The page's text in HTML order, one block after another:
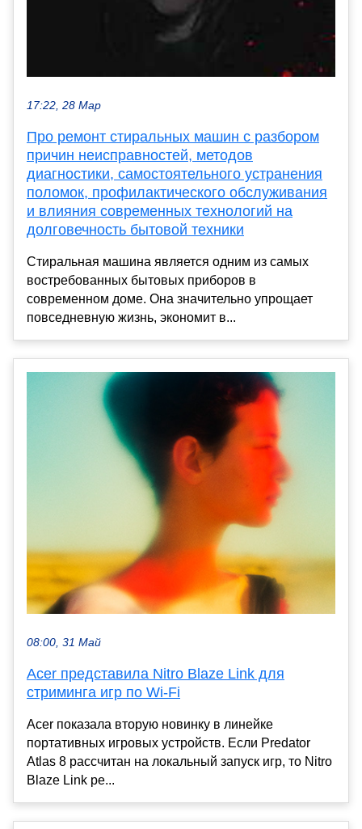
17:22, 28 Мар
Про ремонт стиральных машин с разбором
причин неисправностей, методов
диагностики, самостоятельного устранения
поломок, профилактического обслуживания
и влияния современных технологий на
долговечность бытовой техники
Стиральная машина является одним из самых
востребованных бытовых приборов в
современном доме. Она значительно упрощает
повседневную жизнь, экономит в...
08:00, 31 Май
Acer представила Nitro Blaze Link для
стриминга игр по Wi‑Fi
Acer показала вторую новинку в линейке
портативных игровых устройств. Если Predator
Atlas 8 рассчитан на локальный запуск игр, то Nitro
Blaze Link ре...